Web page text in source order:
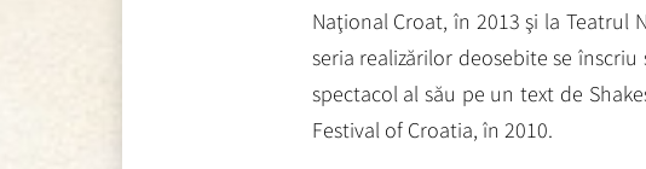
Naţional Croat, în 2013 şi la Teatrul
seria realizărilor deosebite se
spectacol al său pe un text de
Festival of Croatia, în 2010.